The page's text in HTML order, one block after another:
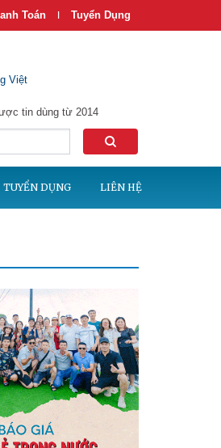
Toán | Tuyển Dụng
Việt
tin dùng từ 2014
TUYỂN DỤNG LIÊN HỆ